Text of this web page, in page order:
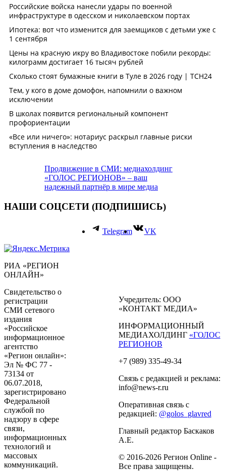
Продвижение в СМИ: медиахолдинг
«ГОЛОС РЕГИОНОВ» – ваш
надежный партнёр в мире медиа
НАШИ СОЦСЕТИ (ПОДПИШИСЬ)
Telegram VK
РИА «РЕГИОН
ОНЛАЙН»
Свидетельство о
регистрации
СМИ сетевого
издания
«Российское
информационное
агентство
«Регион онлайн»:
Эл № ФС 77 -
73134 от
06.07.2018,
зарегистрировано
Федеральной
службой по
надзору в сфере
связи,
информационных
технологий и
массовых
коммуникаций.
Учредитель: ООО
«КОНТАКТ МЕДИА»
ИНФОРМАЦИОННЫЙ
МЕДИАХОЛДИНГ «ГОЛОС
РЕГИОНОВ
+7 (989) 335-49-34
Связь с редакцией и реклама:
info@news-r.ru
Оперативная связь с
редакцией: @golos_glavred
Главный редактор Баскаков
А.Е.
© 2016-2026 Регион Online -
Все права защищены.